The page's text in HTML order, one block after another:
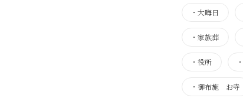
・ 大晦日
・ 家族葬
・ 役所 ・
・ 御布施 お寺